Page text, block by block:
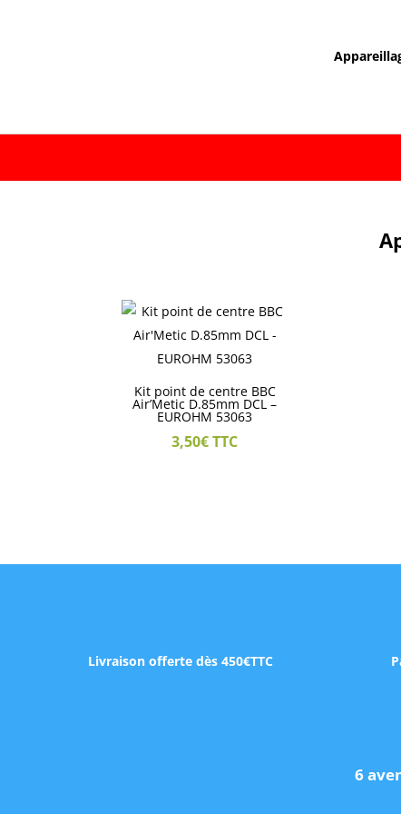
Kit point de centre BBC
Air’Metic D.85mm DCL –
EUROHM 53063
3,50€TTC
Livraison offerte dès 450€TTC
6